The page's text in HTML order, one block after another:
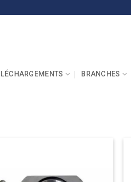
BRANCHES